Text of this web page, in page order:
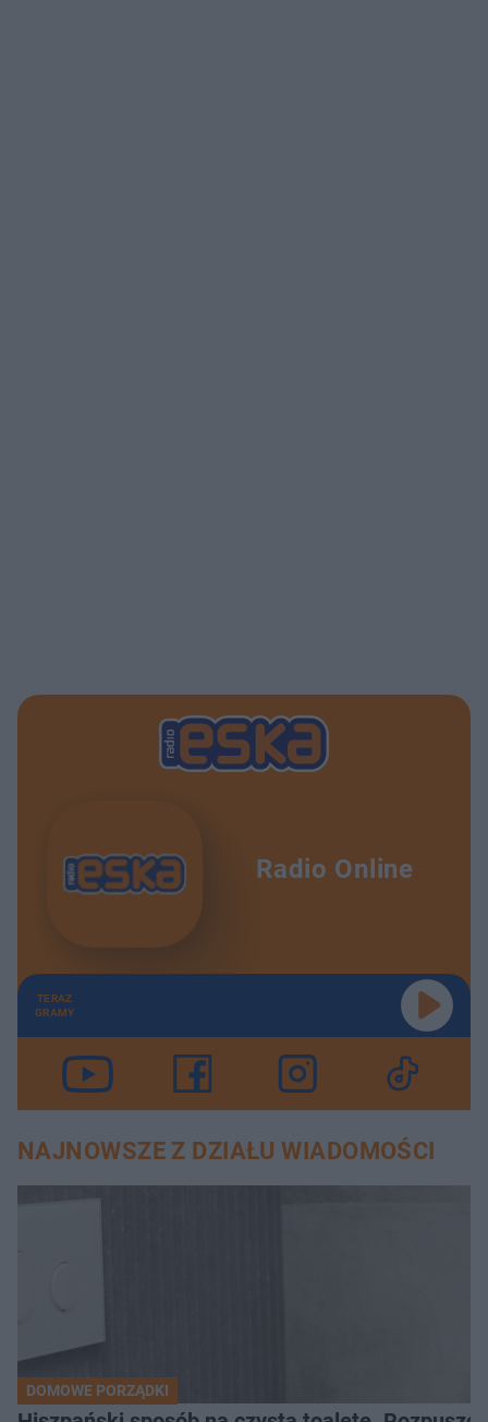
Radio Online
TERAZ
GRAMY
NAJNOWSZE Z DZIAŁU WIADOMOŚCI
DOMOWE PORZĄDKI